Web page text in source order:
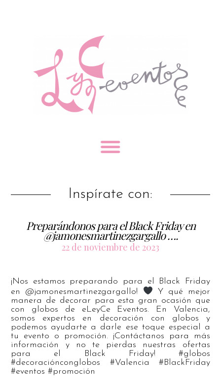
Inspírate con:
Preparándonos para el Black Friday en
@jamonesmartinezgargallo ….
22 de noviembre de 2023
¡Nos estamos preparando para el Black Friday
en @jamonesmartinezgargallo!
Y qué mejor
manera de decorar para esta gran ocasión que
con globos de eLeyCe Eventos. En Valencia,
somos expertos en decoración con globos y
podemos ayudarte a darle ese toque especial a
tu evento o promoción. ¡Contáctanos para más
información y no te pierdas nuestras ofertas
para el Black Friday! #globos
#decoraciónconglobos #Valencia #BlackFriday
#eventos #promoción